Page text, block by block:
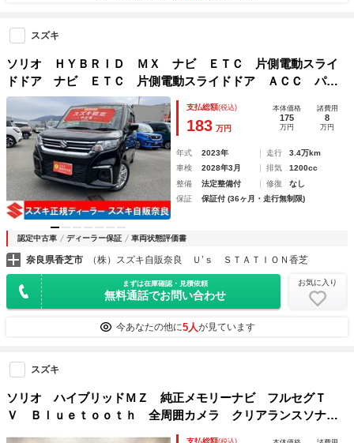
スズキ
ソリオ ＨＹＢＲＩＤ ＭＸ ナビ ＥＴＣ 片側電動スライ
ドドア ナビ ＥＴＣ 片側電動スライドドア ＡＣＣ パワ
ーステアリング パワーウィンドウ エアコン 電動格納ミラ
ー アイドリングストップ ＡＢＳ 横滑り防止装置 オート
ライト 衝突被害軽減システム
支払総額(税込)
183 万円
本体価格
175
万円
諸費用
8
万円
年式 2023年 走行
3.4万km
車検
2028年3月 排気
1200cc
整備
法定整備付 修復
なし
保証
保証付 (36ヶ月・走行無制限)
認定中古車 ディーラー保証 車両状態評価書
奈良県香芝市 （株）スズキ自販奈良 Ｕ’ｓ ＳＴＡＴＩＯＮ香芝
まずは在庫確認・見積依頼
無料通話でお問い合わせ
お気に入り
今あなたの他に5人が見ています
スズキ
ソリオ ハイブリッドＭＺ 純正メモリーナビ フルセグＴ
Ｖ Ｂｌｕｅｔｏｏｔｈ 全周囲カメラ クリアランスソナ
ー クルーズコントロール レーンアシスト 衝突被害軽減シ
支払総額(税込)